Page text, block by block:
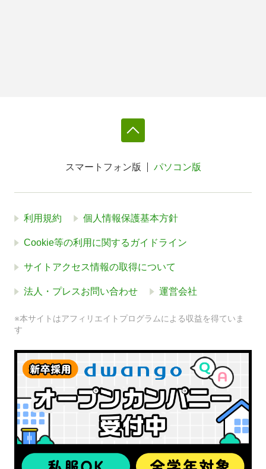
スマートフォン版 パソコン版
利用規約 個人情報保護基本方針
Cookie等の利用に関するガイドライン
サイトアクセス情報の取得について
法人・プレスお問い合わせ 運営会社
※本サイトはアフィリエイトプログラムによる収益を得ていま
す